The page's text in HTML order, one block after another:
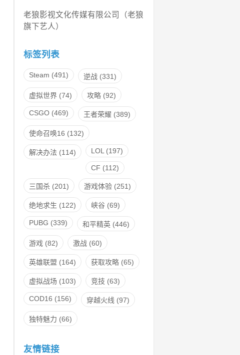
老狼影视文化传媒有限公司（老狼
旗下艺人）
标签列表
Steam (491) 逆战 (331)
虚拟世界 (74) 攻略 (92)
CSGO (469) 王者荣耀 (389)
使命召唤16 (132)
解决办法 (114) LOL (197)
CF (112)
三国杀 (201) 游戏体验 (251)
绝地求生 (122) 峡谷 (69)
PUBG (339) 和平精英 (446)
游戏 (82) 激战 (60)
英雄联盟 (164) 获取攻略 (65)
虚拟战场 (103) 竞技 (63)
COD16 (156) 穿越火线 (97)
独特魅力 (66)
友情链接